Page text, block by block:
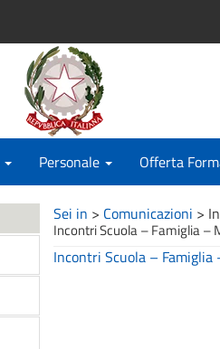
Personale Offerta
Sei in > Comunicazioni >
Incontri Scuola – Famiglia –
Incontri Scuola – Famiglia